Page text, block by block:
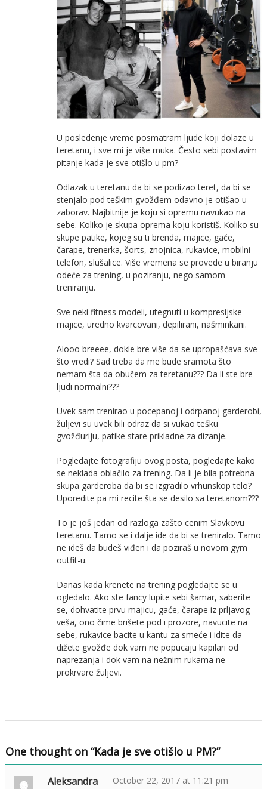
U posledenje vreme posmatram ljude koji dolaze u
teretanu, i sve mi je više muka. Često sebi postavim
pitanje kada je sve otišlo u pm?
Odlazak u teretanu da bi se podizao teret, da bi se
stenjalo pod teškim gvožđem odavno je otišao u
zaborav. Najbitnije je koju si opremu navukao na
sebe. Koliko je skupa oprema koju koristiš. Koliko su
skupe patike, kojeg su ti brenda, majice, gaće,
čarape, trenerka, šorts, znojnica, rukavice, mobilni
telefon, slušalice. Više vremena se provede u biranju
odeće za trening, u poziranju, nego samom
treniranju.
Sve neki fitness modeli, utegnuti u kompresijske
majice, uredno kvarcovani, depilirani, našminkani.
Alooo breeee, dokle bre više da se upropašćava sve
što vredi? Sad treba da me bude sramota što
nemam šta da obučem za teretanu??? Da li ste bre
ljudi normalni???
Uvek sam trenirao u pocepanoj i odrpanoj garderobi,
žuljevi su uvek bili odraz da si vukao tešku
gvožđuriju, patike stare prikladne za dizanje.
Pogledajte fotografiju ovog posta, pogledajte kako
se neklada oblačilo za trening. Da li je bila potrebna
skupa garderoba da bi se izgradilo vrhunskop telo?
Uporedite pa mi recite šta se desilo sa teretanom???
To je još jedan od razloga zašto cenim Slavkovu
teretanu. Tamo se i dalje ide da bi se treniralo. Tamo
ne ideš da budeš viđen i da poziraš u novom gym
outfit-u.
Danas kada krenete na trening pogledajte se u
ogledalo. Ako ste fancy lupite sebi šamar, saberite
se, dohvatite prvu majicu, gaće, čarape iz prljavog
veša, ono čime brišete pod i prozore, navucite na
sebe, rukavice bacite u kantu za smeće i idite da
dižete gvožđe dok vam ne popucaju kapilari od
naprezanja i dok vam na nežnim rukama ne
prokrvare žuljevi.
One thought on “Kada je sve otišlo u PM?”
Aleksandra
October 22, 2017 at 11:21 pm